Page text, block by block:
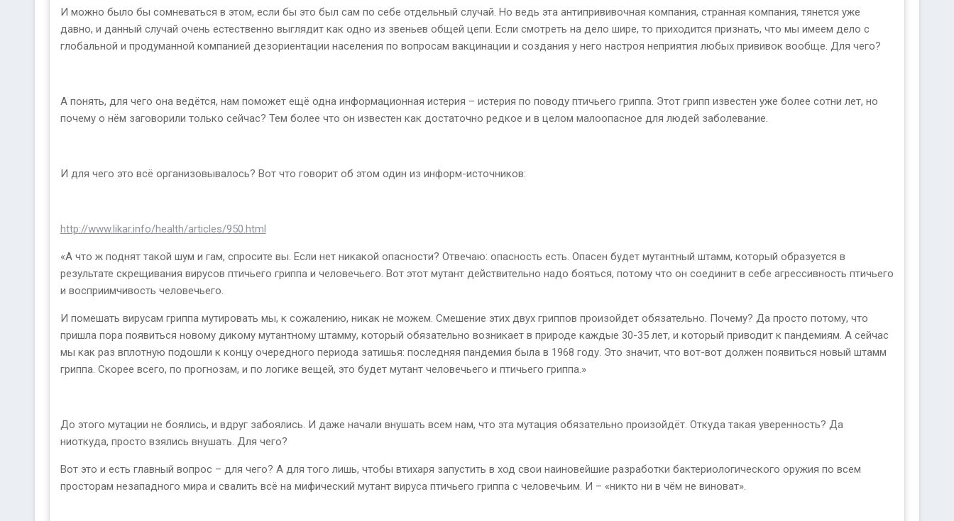
И можно было бы сомневаться в этом, если бы это был сам по себе отдельный случай. Но ведь эта антипрививочная компания, странная компания, тянется уже
давно, и данный случай очень естественно выглядит как одно из звеньев общей цепи. Если смотреть на дело шире, то приходится признать, что мы имеем дело с
глобальной и продуманной компанией дезориентации населения по вопросам вакцинации и создания у него настроя неприятия любых прививок вообще. Для чего?
А понять, для чего она ведётся, нам поможет ещё одна информационная истерия – истерия по поводу птичьего гриппа. Этот грипп известен уже более сотни лет, но
почему о нём заговорили только сейчас? Тем более что он известен как достаточно редкое и в целом малоопасное для людей заболевание.
И для чего это всё организовывалось? Вот что говорит об этом один из информ-источников:
http://www.likar.info/health/articles/950.html
«А что ж поднят такой шум и гам, спросите вы. Если нет никакой опасности? Отвечаю: опасность есть. Опасен будет мутантный штамм, который образуется в
результате скрещивания вирусов птичьего гриппа и человечьего. Вот этот мутант действительно надо бояться, потому что он соединит в себе агрессивность птичьего
и восприимчивость человечьего.
И помешать вирусам гриппа мутировать мы, к сожалению, никак не можем. Смешение этих двух гриппов произойдет обязательно. Почему? Да просто потому, что
пришла пора появиться новому дикому мутантному штамму, который обязательно возникает в природе каждые 30-35 лет, и который приводит к пандемиям. А сейчас
мы как раз вплотную подошли к концу очередного периода затишья: последняя пандемия была в 1968 году. Это значит, что вот-вот должен появиться новый штамм
гриппа. Скорее всего, по прогнозам, и по логике вещей, это будет мутант человечьего и птичьего гриппа.»
До этого мутации не боялись, и вдруг забоялись. И даже начали внушать всем нам, что эта мутация обязательно произойдёт. Откуда такая уверенность? Да
ниоткуда, просто взялись внушать. Для чего?
Вот это и есть главный вопрос – для чего? А для того лишь, чтобы втихаря запустить в ход свои наиновейшие разработки бактериологического оружия по всем
просторам незападного мира и свалить всё на мифический мутант вируса птичьего гриппа с человечьим. И – «никто ни в чём не виноват».